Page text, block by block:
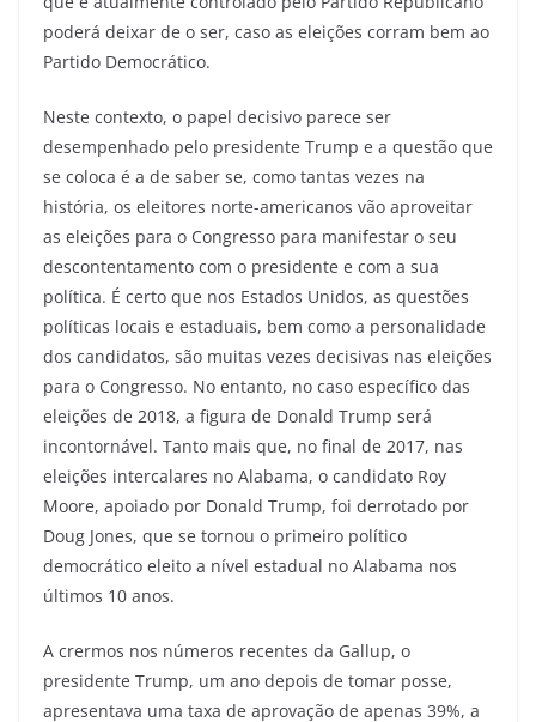
poderá deixar de o ser, caso as eleições corram bem ao
Partido Democrático.
Neste contexto, o papel decisivo parece ser
desempenhado pelo presidente Trump e a questão que
se coloca é a de saber se, como tantas vezes na
história, os eleitores norte-americanos vão aproveitar
as eleições para o Congresso para manifestar o seu
descontentamento com o presidente e com a sua
política. É certo que nos Estados Unidos, as questões
políticas locais e estaduais, bem como a personalidade
dos candidatos, são muitas vezes decisivas nas eleições
para o Congresso. No entanto, no caso específico das
eleições de 2018, a figura de Donald Trump será
incontornável. Tanto mais que, no final de 2017, nas
eleições intercalares no Alabama, o candidato Roy
Moore, apoiado por Donald Trump, foi derrotado por
Doug Jones, que se tornou o primeiro político
democrático eleito a nível estadual no Alabama nos
últimos 10 anos.
A crermos nos números recentes da Gallup, o
presidente Trump, um ano depois de tomar posse,
apresentava uma taxa de aprovação de apenas 39%, a